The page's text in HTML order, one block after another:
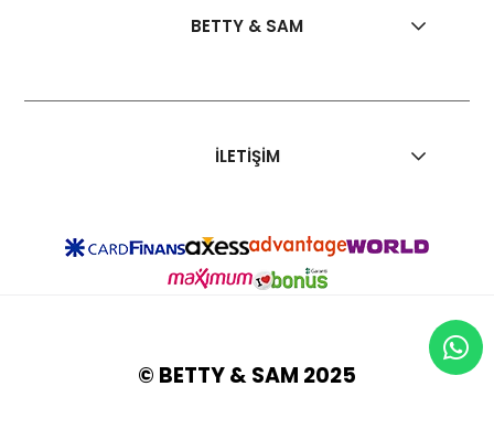
BETTY & SAM
İLETİŞİM
© BETTY & SAM 2025